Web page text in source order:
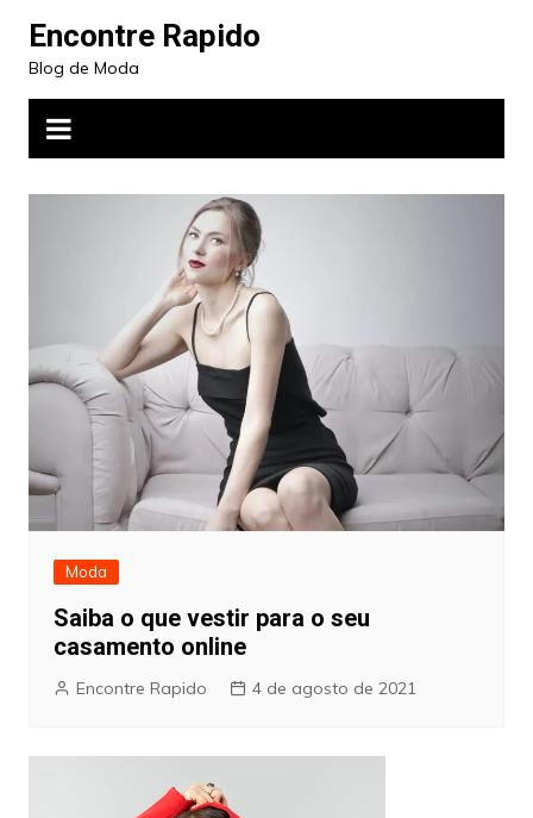
para
conteúdo
Encontre Rapido
Blog de Moda
Moda
Saiba o que vestir para o seu
casamento online
Encontre Rapido 4 de agosto de 2021